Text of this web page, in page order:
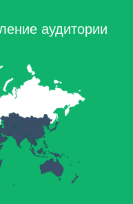
аудитории